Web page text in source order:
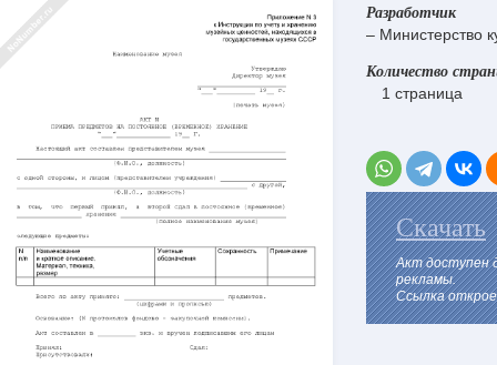
Разработчик
– Министерство
Количество
1 страница
Скачать
Акт доступен
рекламы.
Ссылка